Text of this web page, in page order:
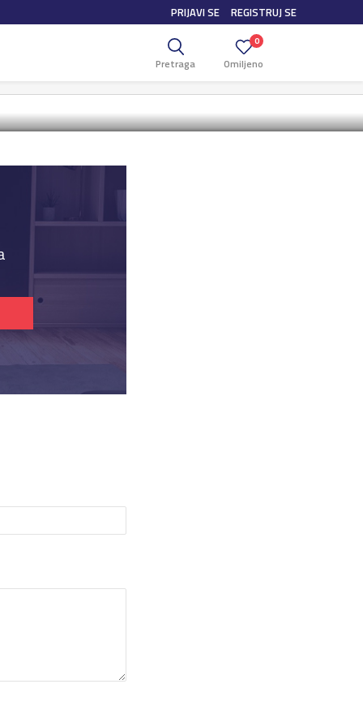
PRIJAVI SE REGISTRUJ SE
Box 4K
Pretraga Omiljeno
0